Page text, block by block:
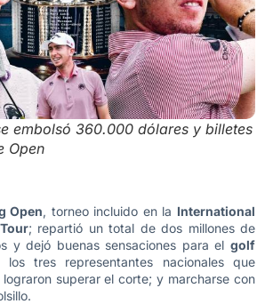
embolsó 360.000 dólares y billetes
Open
Open, torneo incluido en la International
; repartió un total de dos millones de
y dejó buenas sensaciones para el golf
tres representantes nacionales que
superar el corte; y marcharse con